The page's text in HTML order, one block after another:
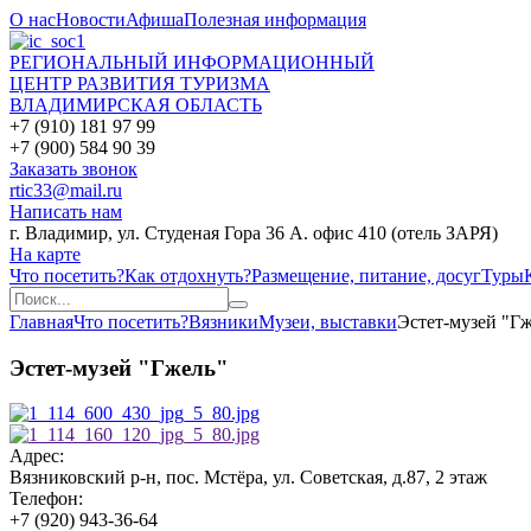
О насНовостиАфишаПолезная информация
РЕГИОНАЛЬНЫЙ ИНФОРМАЦИОННЫЙ
ЦЕНТР РАЗВИТИЯ ТУРИЗМА
ВЛАДИМИРСКАЯ ОБЛАСТЬ
+7 (910) 181 97 99
+7 (900) 584 90 39
Заказать звонок
rtic33@mail.ru
Написать нам
г. Владимир, ул. Студеная Гора 36 А. офис 410 (отель ЗАРЯ)
На карте
Что посетить?Как отдохнуть?Размещение, питание, досугТуры
ГлавнаяЧто посетить?ВязникиМузеи, выставкиЭстет-музей
Эстет-музей "Гжель"
Адрес:
Вязниковский р-н, пос. Мстёра, ул. Советская, д.87, 2 этаж
Телефон:
+7 (920) 943-36-64